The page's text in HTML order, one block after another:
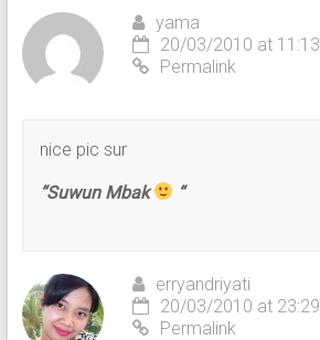
yama
20/03/2010 at 11:13
Permalink
nice pic sur
“Suwun Mbak
“
erryandriyati
20/03/2010 at 23:29
Permalink